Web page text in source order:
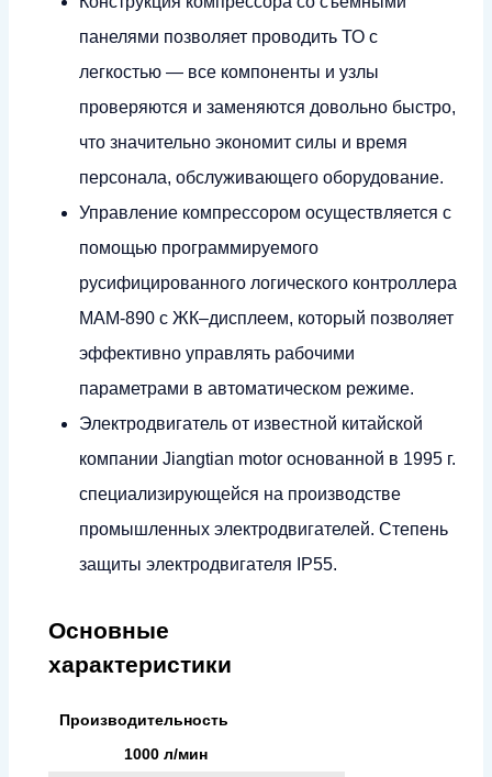
панелями позволяет проводить ТО с
легкостью — все компоненты и узлы
проверяются и заменяются довольно быстро,
что значительно экономит силы и время
персонала, обслуживающего оборудование.
Управление компрессором осуществляется с
помощью программируемого
русифицированного логического контроллера
MAM-890 с ЖК–дисплеем, который позволяет
эффективно управлять рабочими
параметрами в автоматическом режиме.
Электродвигатель от известной китайской
компании Jiangtian motor основанной в 1995 г.
специализирующейся на производстве
промышленных электродвигателей. Степень
защиты электродвигателя IP55.
Основные
характеристики
Производительность
1000 л/мин